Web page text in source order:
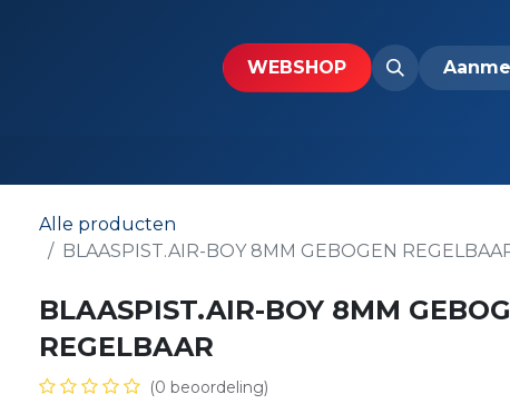
Contact Downloads
WEBS​H​​OP​​
Alle producten
BLAASPIST.AIR-BOY 8MM GEBOGEN
BLAASPIST.AIR-BOY 8MM
REGELBAAR
(0 beoordeling)